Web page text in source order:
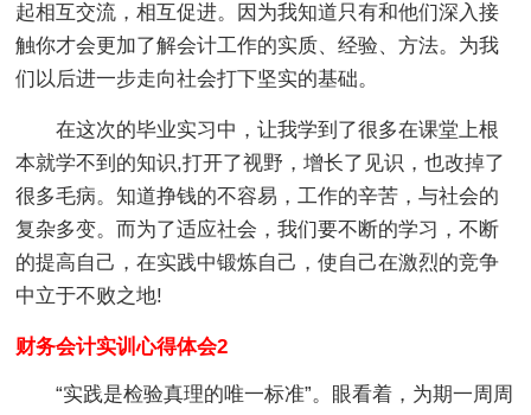
起相互交流，相互促进。因为我知道只有和他们深入接
触你才会更加了解会计工作的实质、经验、方法。为我
们以后进一步走向社会打下坚实的基础。
在这次的毕业实习中，让我学到了很多在课堂上根
本就学不到的知识,打开了视野，增长了见识，也改掉了
很多毛病。知道挣钱的不容易，工作的辛苦，与社会的
复杂多变。而为了适应社会，我们要不断的学习，不断
的提高自己，在实践中锻炼自己，使自己在激烈的竞争
中立于不败之地!
财务会计实训心得体会2
“实践是检验真理的唯一标准”。眼看着，为期一周周